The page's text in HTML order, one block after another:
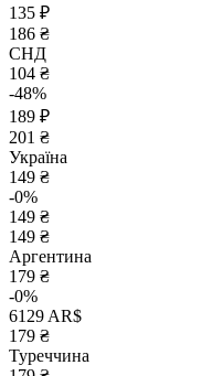
135 ₽
186 ₴
СНД
104 ₴
-48%
189 ₽
201 ₴
Україна
149 ₴
-0%
149 ₴
149 ₴
Аргентина
179 ₴
-0%
6129 AR$
179 ₴
Туреччина